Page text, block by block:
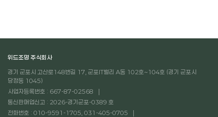
위드조명 주식회사
경기 군포시 고산로148번길 17, 군포IT밸리 A동 102호~104호 (경기 군포시
당정동 1045)
사업자등록번호 : 667-87-02568
통신판매업신고 : 2026-경기군포-0389 호
전화번호 : 010-9591-1705, 031-405-0705